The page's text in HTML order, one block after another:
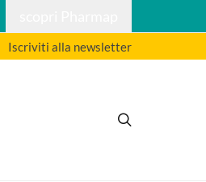
Iscriviti alla newsletter